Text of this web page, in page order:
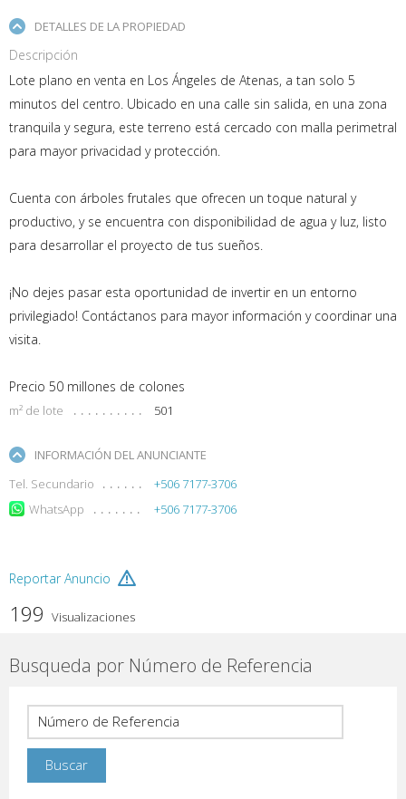
DETALLES DE LA PROPIEDAD
Descripción
Lote plano en venta en Los Ángeles de Atenas, a tan solo 5
minutos del centro. Ubicado en una calle sin salida, en una zona
tranquila y segura, este terreno está cercado con malla perimetral
para mayor privacidad y protección.
Cuenta con árboles frutales que ofrecen un toque natural y
productivo, y se encuentra con disponibilidad de agua y luz, listo
para desarrollar el proyecto de tus sueños.
¡No dejes pasar esta oportunidad de invertir en un entorno
privilegiado! Contáctanos para mayor información y coordinar una
visita.
Precio 50 millones de colones
m² de lote 501
INFORMACIÓN DEL ANUNCIANTE
Tel. Secundario
+506 7177-3706
WhatsApp
+506 7177-3706
Reportar Anuncio
199 Visualizaciones
Busqueda por Número de Referencia